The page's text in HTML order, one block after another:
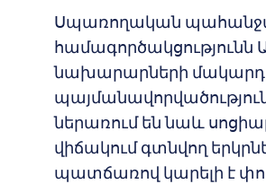
Սպառողական
համագործակցությունն
նախարարների
ներառում են նաև
վիճակում գտնվող
պատճառով կարելի է